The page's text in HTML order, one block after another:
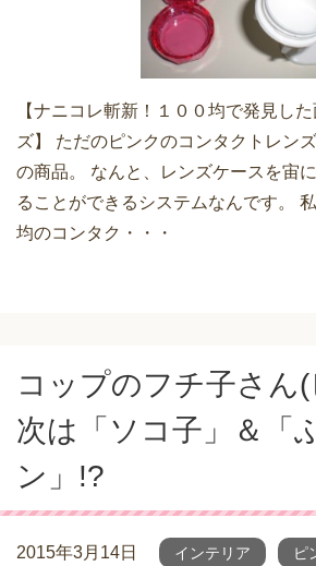
【ナニコレ斬新！１００均で発見し
ズ】 ただのピンクのコンタクトレン
の商品。 なんと、レンズケースを宙
ることができるシステムなんです。
均のコンタク・・・
コップのフチ子さん
次は「ソコ子」＆「
ン」!?
2015年3月14日 インテリア ピ